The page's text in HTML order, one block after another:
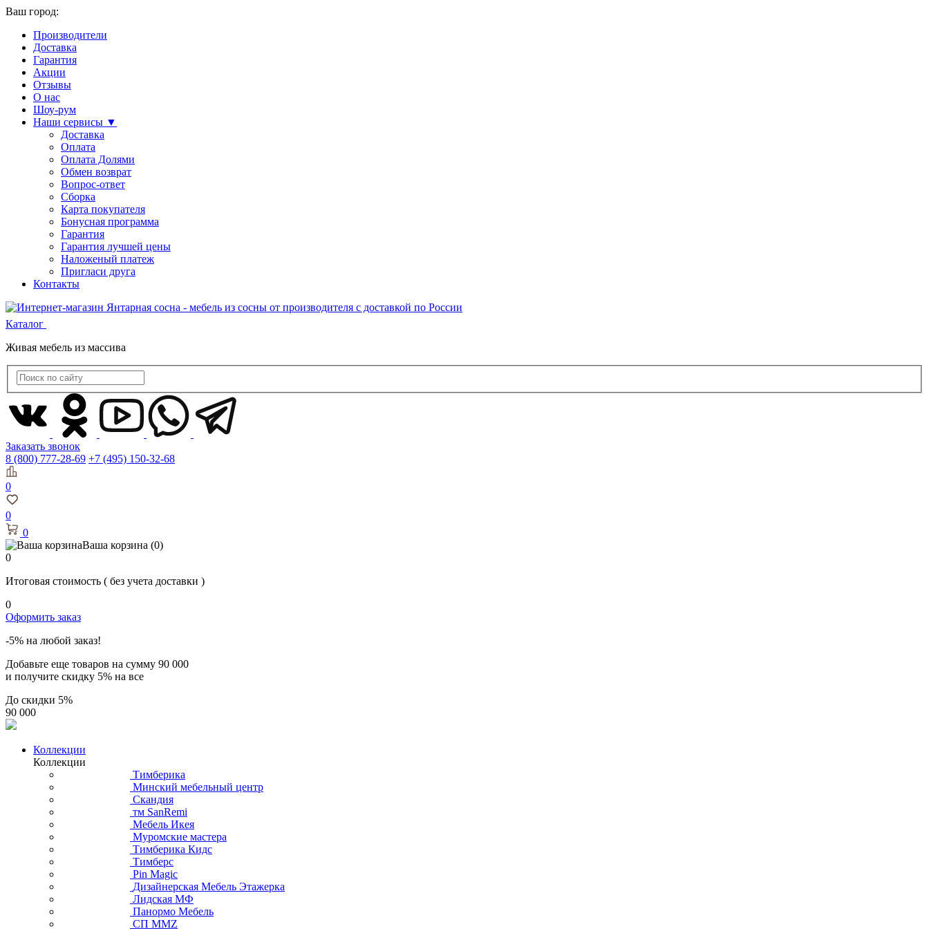
Ваш город:
Производители
Доставка
Гарантия
Акции
Отзывы
О нас
Шоу-рум
Наши сервисы ▼
Доставка
Оплата
Оплата Долями
Обмен возврат
Вопрос-ответ
Сборка
Карта покупателя
Бонусная программа
Гарантия
Гарантия лучшей цены
Наложеный платеж
Пригласи друга
Контакты
Каталог
Живая мебель из массива
Заказать звонок
8 (800) 777-28-69 +7 (495) 150-32-68
0
0
0
Ваша корзина (0)
0
Итоговая стоимость ( без учета доставки )
0
Оформить заказ
-5% на любой заказ!
Добавьте еще товаров на сумму 90 000
и получите скидку 5% на все
До скидки 5%
90 000
Коллекции
Коллекции
Тимберика
Минский мебельный центр
Скандия
тм SanRemi
Мебель Икея
Муромские мастера
Тимберика Кидс
Тимберс
Pin Magic
Дизайнерская Мебель Этажерка
Лидская МФ
Панормо Мебель
СП ММZ